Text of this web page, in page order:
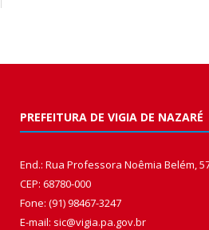
PREFEITURA DE VIGIA DE NAZARÉ
End.: Rua Professora Noêmia Belém,
CEP: 68780-000
Fone: (91) 98467-3247
E-mail: sic@vigia.pa.gov.br